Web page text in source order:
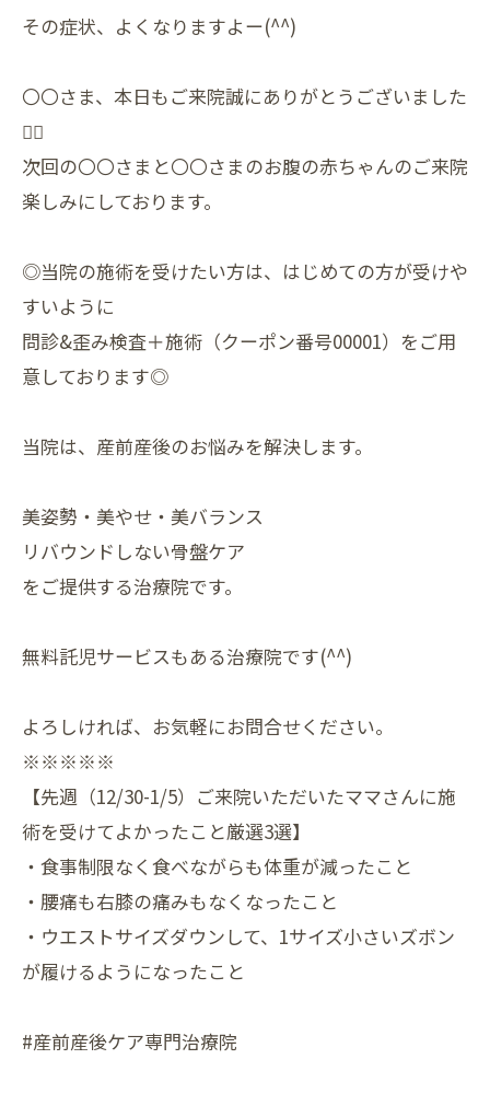
その症状、よくなりますよー(^^)
〇〇さま、本日もご来院誠にありがとうございました
🙇‍♀
次回の〇〇さまと〇〇さまのお腹の赤ちゃんのご来院
楽しみにしております。
◎当院の施術を受けたい方は、はじめての方が受けや
すいように
問診&歪み検査＋施術（クーポン番号00001）をご用
意しております◎
当院は、産前産後のお悩みを解決します。
美姿勢・美やせ・美バランス
リバウンドしない骨盤ケア
をご提供する治療院です。
無料託児サービスもある治療院です(^^)
よろしければ、お気軽にお問合せください。
※※※※※
【先週（12/30-1/5）ご来院いただいたママさんに施
術を受けてよかったこと厳選3選】
・食事制限なく食べながらも体重が減ったこと
・腰痛も右膝の痛みもなくなったこと
・ウエストサイズダウンして、1サイズ小さいズボン
が履けるようになったこと
#産前産後ケア専門治療院